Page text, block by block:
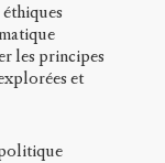
les principes
et